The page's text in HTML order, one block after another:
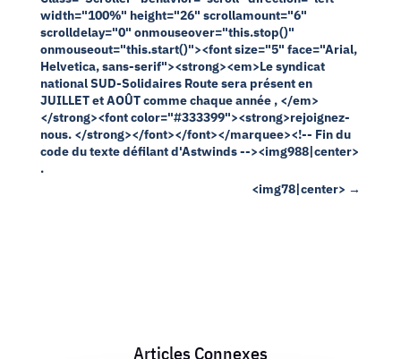
width="100%" height="26" scrollamount="6"
scrolldelay="0" onmouseover="this.stop()"
onmouseout="this.start()"><font size="5" face="Arial,
Helvetica, sans-serif"><strong><em>Le syndicat
national SUD-Solidaires Route sera présent en
JUILLET et AOÛT comme chaque année , </em>
</strong><font color="#333399"><strong>rejoignez-
nous. </strong></font></font></marquee><!-- Fin du
code du texte défilant d'Astwinds --><img988|center>
.
<img78|center> →
Articles Connexes